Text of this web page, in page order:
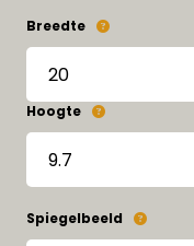
Breedte
Hoogte
Spiegelbeeld